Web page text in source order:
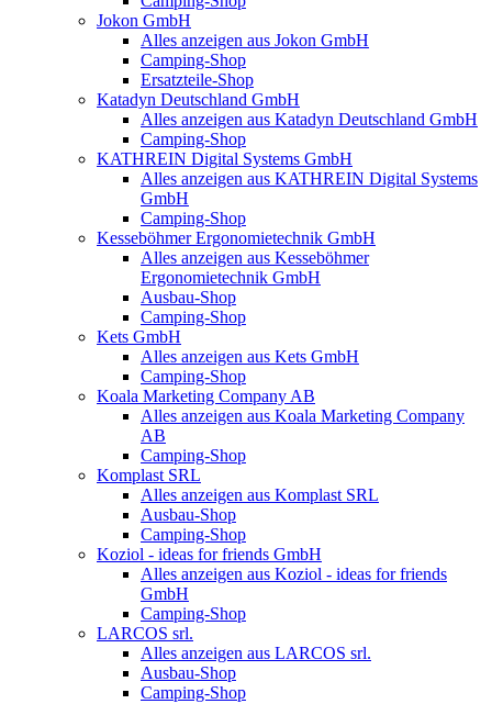
Jokon GmbH
Alles anzeigen aus Jokon GmbH
Camping-Shop
Ersatzteile-Shop
Katadyn Deutschland GmbH
Alles anzeigen aus Katadyn Deutschland GmbH
Camping-Shop
KATHREIN Digital Systems GmbH
Alles anzeigen aus KATHREIN Digital Systems
GmbH
Camping-Shop
Kesseböhmer Ergonomietechnik GmbH
Alles anzeigen aus Kesseböhmer
Ergonomietechnik GmbH
Ausbau-Shop
Camping-Shop
Kets GmbH
Alles anzeigen aus Kets GmbH
Camping-Shop
Koala Marketing Company AB
Alles anzeigen aus Koala Marketing Company
AB
Camping-Shop
Komplast SRL
Alles anzeigen aus Komplast SRL
Ausbau-Shop
Camping-Shop
Koziol - ideas for friends GmbH
Alles anzeigen aus Koziol - ideas for friends
GmbH
Camping-Shop
LARCOS srl.
Alles anzeigen aus LARCOS srl.
Ausbau-Shop
Camping-Shop